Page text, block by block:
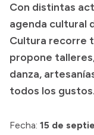
Presupuesto
Boletín Oficial
Compras y
Consulta de
Consulta de
Con distintas
agenda cultural
Cultura recorre
propone
danza,
todos los gustos.
Fecha: 15 de